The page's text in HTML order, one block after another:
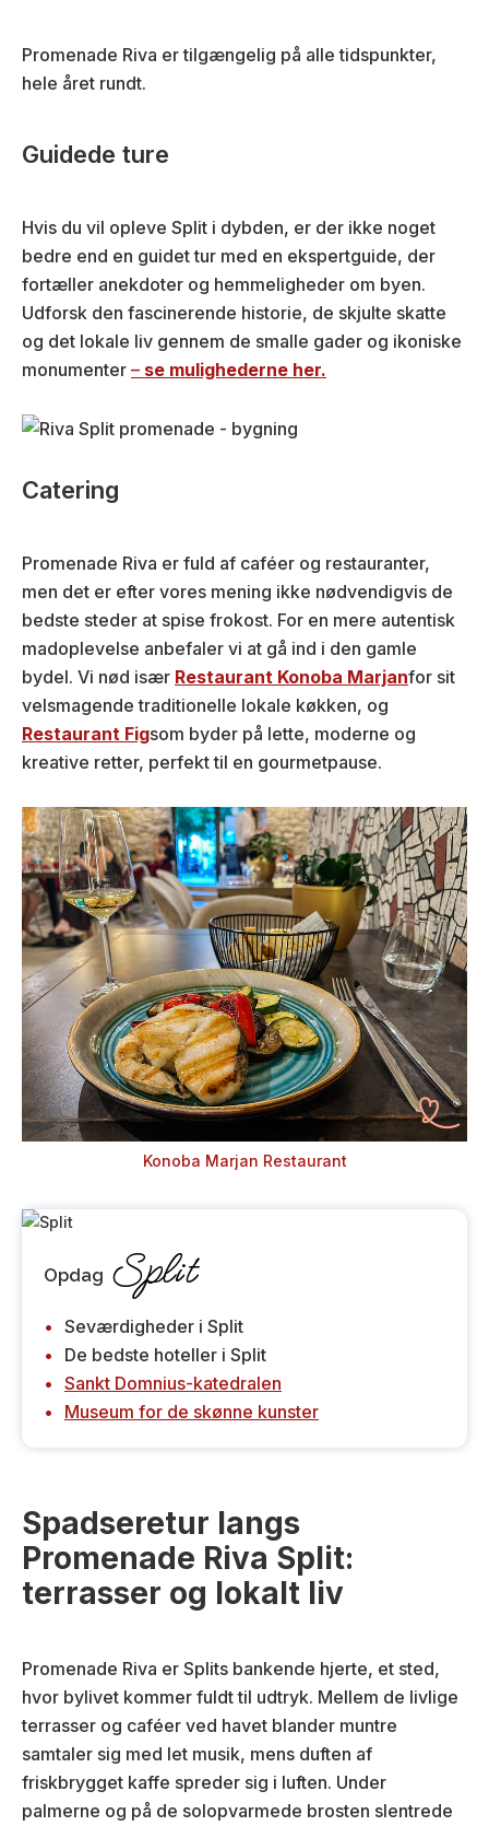
Promenade Riva er tilgængelig på alle tidspunkter,
hele året rundt.
Guidede ture
Hvis du vil opleve Split i dybden, er der ikke noget
bedre end en guidet tur med en ekspertguide, der
fortæller anekdoter og hemmeligheder om byen.
Udforsk den fascinerende historie, de skjulte skatte
og det lokale liv gennem de smalle gader og ikoniske
monumenter – se mulighederne her.
Catering
Promenade Riva er fuld af caféer og restauranter,
men det er efter vores mening ikke nødvendigvis de
bedste steder at spise frokost. For en mere autentisk
madoplevelse anbefaler vi at gå ind i den gamle
bydel. Vi nød især Restaurant Konoba Marjanfor sit
velsmagende traditionelle lokale køkken, og
Restaurant Figsom byder på lette, moderne og
kreative retter, perfekt til en gourmetpause.
Konoba Marjan Restaurant
Opdag Split
Seværdigheder i Split
De bedste hoteller i Split
Sankt Domnius-katedralen
Museum for de skønne kunster
Spadseretur langs
Promenade Riva Split:
terrasser og lokalt liv
Promenade Riva er Splits bankende hjerte, et sted,
hvor bylivet kommer fuldt til udtryk. Mellem de livlige
terrasser og caféer ved havet blander muntre
samtaler sig med let musik, mens duften af
friskbrygget kaffe spreder sig i luften. Under
palmerne og på de solopvarmede brosten slentrede